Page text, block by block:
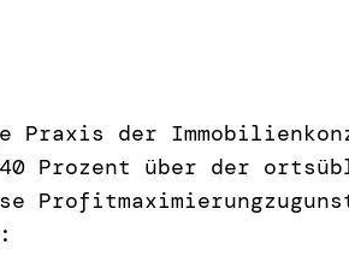
Praxis der
Prozent über der